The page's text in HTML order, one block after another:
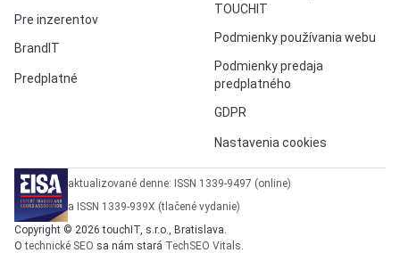
Pre inzerentov
BrandIT
Predplatné
TOUCHIT
Podmienky používania webu
Podmienky predaja
predplatného
GDPR
Nastavenia cookies
aktualizované denne: ISSN 1339-9497 (online)
a ISSN 1339-939X (tlačené vydanie)
Copyright © 2026 touchIT, s.r.o., Bratislava.
Otechnické SEO sa nám stará TechSEO Vitals